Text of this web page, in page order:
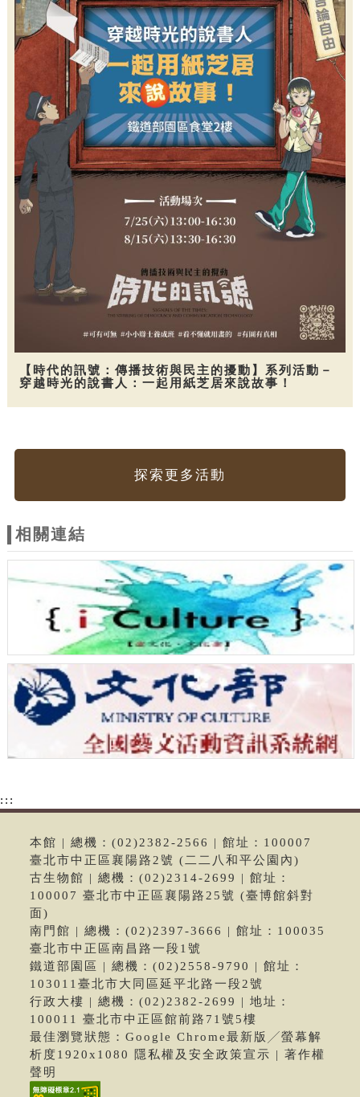
【時代的訊號：傳播技術與民主的擾動】系列活動－
穿越時光的說書人：一起用紙芝居來說故事！
探索更多活動
相關連結
:::
本館 | 總機：(02)2382-2566 | 館址：100007
臺北市中正區襄陽路2號 (二二八和平公園內)
古生物館 | 總機：(02)2314-2699 | 館址：
100007 臺北市中正區襄陽路25號 (臺博館斜對
面)
南門館 | 總機：(02)2397-3666 | 館址：100035
臺北市中正區南昌路一段1號
鐵道部園區 | 總機：(02)2558-9790 | 館址：
103011臺北市大同區延平北路一段2號
行政大樓 | 總機：(02)2382-2699 | 地址：
100011 臺北市中正區館前路71號5樓
最佳瀏覽狀態：Google Chrome最新版╱螢幕解
析度1920x1080 隱私權及安全政策宣示 | 著作權
聲明